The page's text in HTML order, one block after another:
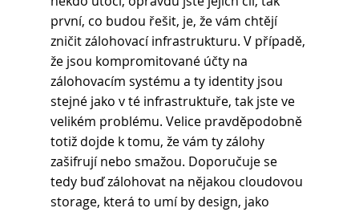
první, co budou řešit, je, že vám chtějí
zničit zálohovací infrastrukturu. V případě,
že jsou kompromitované účty na
zálohovacím systému a ty identity jsou
stejné jako v té infrastruktuře, tak jste ve
velikém problému. Velice pravděpodobně
totiž dojde k tomu, že vám ty zálohy
zašifrují nebo smažou. Doporučuje se
tedy buď zálohovat na nějakou cloudovou
storage, která to umí by design, jako